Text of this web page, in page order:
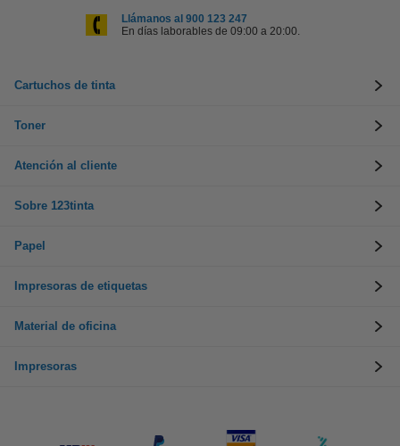
Llámanos al 900 123 247
En días laborables de 09:00 a 20:00.
Cartuchos de tinta
Toner
Atención al cliente
Sobre 123tinta
Papel
Impresoras de etiquetas
Material de oficina
Impresoras